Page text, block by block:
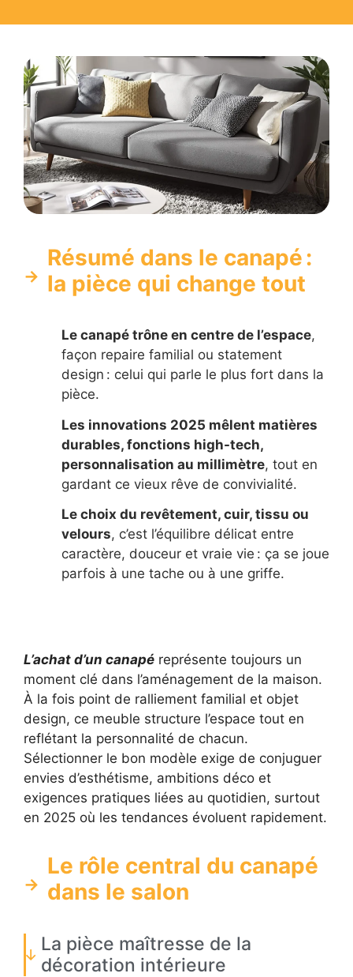
Résumé dans le canapé :
la pièce qui change tout
Le canapé trône en centre de l’espace,
façon repaire familial ou statement
design : celui qui parle le plus fort dans la
pièce.
Les innovations 2025 mêlent matières
durables, fonctions high-tech,
personnalisation au millimètre, tout en
gardant ce vieux rêve de convivialité.
Le choix du revêtement, cuir, tissu ou
velours, c’est l’équilibre délicat entre
caractère, douceur et vraie vie : ça se joue
parfois à une tache ou à une griffe.
L’achat d’un canapé représente toujours un
moment clé dans l’aménagement de la maison.
À la fois point de ralliement familial et objet
design, ce meuble structure l’espace tout en
reflétant la personnalité de chacun.
Sélectionner le bon modèle exige de conjuguer
envies d’esthétisme, ambitions déco et
exigences pratiques liées au quotidien, surtout
en 2025 où les tendances évoluent rapidement.
Le rôle central du canapé
dans le salon
La pièce maîtresse de la
décoration intérieure